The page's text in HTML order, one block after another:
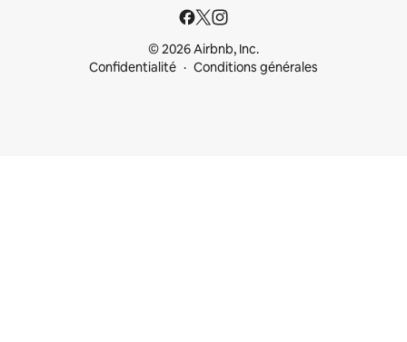
© 2026 Airbnb, Inc.
Confidentialité
Conditions générales